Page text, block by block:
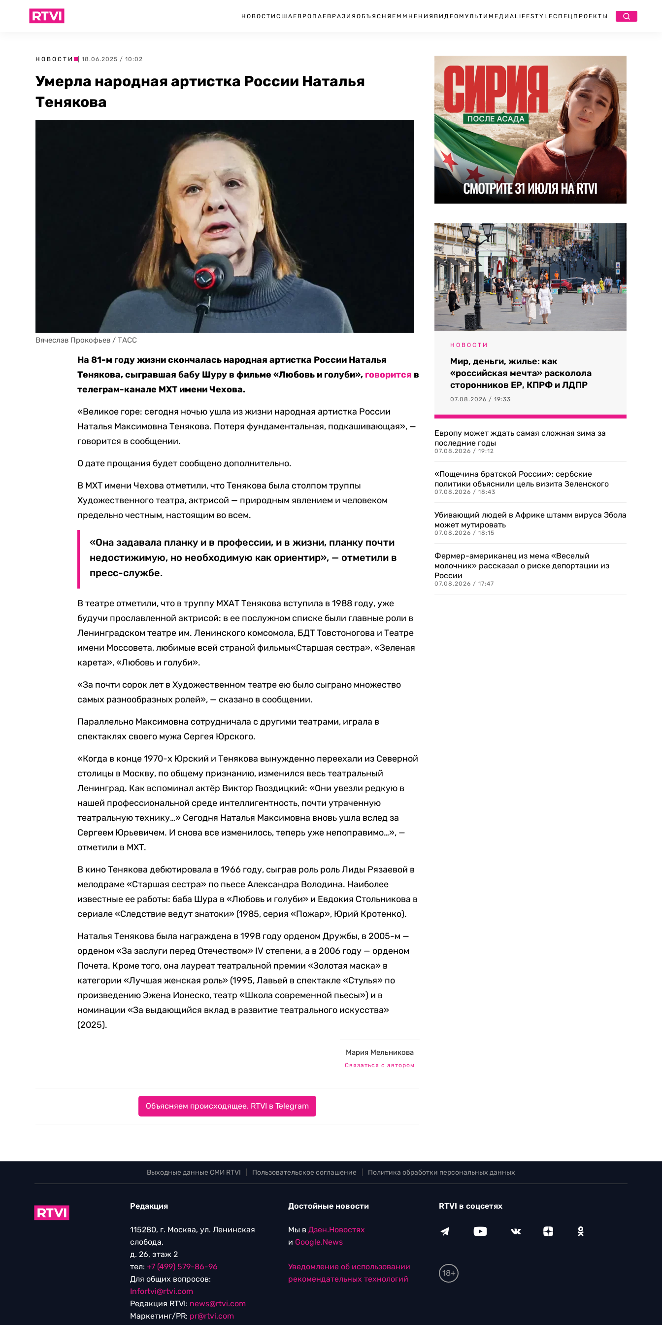
НОВОСТИ США ЕВРОПА ЕВРАЗИЯ ОБЪЯСНЯЕМ МНЕНИЯ ВИДЕО МУЛЬТИМЕДИА LIFESTYLEСПЕЦПРОЕКТЫ
НОВОСТИ | 18.06.2025 / 10:02
Умерла народная артистка России Наталья
Тенякова
Вячеслав Прокофьев / ТАСС
На 81-м году жизни скончалась народная артистка России Наталья
Тенякова, сыгравшая бабу Шуру в фильме «Любовь и голуби», говорится в
телеграм-канале МХТ имени Чехова.
«Великое горе: сегодня ночью ушла из жизни народная артистка России
Наталья Максимовна Тенякова. Потеря фундаментальная, подкашивающая», —
говорится в сообщении.
О дате прощания будет сообщено дополнительно.
В МХТ имени Чехова отметили, что Тенякова была столпом труппы
Художественного театра, актрисой — природным явлением и человеком
предельно честным, настоящим во всем.
«Она задавала планку и в профессии, и в жизни, планку почти
недостижимую, но необходимую как ориентир», — отметили в
пресс-службе.
В театре отметили, что в труппу МХАТ Тенякова вступила в 1988 году, уже
будучи прославленной актрисой: в ее послужном списке были главные роли в
Ленинградском театре им. Ленинского комсомола, БДТ Товстоногова и Театре
имени Моссовета, любимые всей страной фильмы«Старшая сестра», «Зеленая
карета», «Любовь и голуби».
«За почти сорок лет в Художественном театре ею было сыграно множество
самых разнообразных ролей», — сказано в сообщении.
Параллельно Максимовна сотрудничала с другими театрами, играла в
спектаклях своего мужа Сергея Юрского.
«Когда в конце 1970-х Юрский и Тенякова вынужденно переехали из Северной
столицы в Москву, по общему признанию, изменился весь театральный
Ленинград. Как вспоминал актёр Виктор Гвоздицкий: «Они увезли редкую в
нашей профессиональной среде интеллигентность, почти утраченную
театральную технику…» Сегодня Наталья Максимовна вновь ушла вслед за
Сергеем Юрьевичем. И снова все изменилось, теперь уже непоправимо…», —
отметили в МХТ.
В кино Тенякова дебютировала в 1966 году, сыграв роль роль Лиды Рязаевой в
мелодраме «Старшая сестра» по пьесе Александра Володина. Наиболее
известные ее работы: баба Шура в «Любовь и голуби» и Евдокия Стольникова в
сериале «Следствие ведут знатоки» (1985, серия «Пожар», Юрий Кротенко).
Наталья Тенякова была награждена в 1998 году орденом Дружбы, в 2005-м —
орденом «За заслуги перед Отечеством» IV степени, а в 2006 году — орденом
Почета. Кроме того, она лауреат театральной премии «Золотая маска» в
категории «Лучшая женская роль» (1995, Лавьей в спектакле «Стулья» по
произведению Эжена Ионеско, театр «Школа современной пьесы») и в
номинации «За выдающийся вклад в развитие театрального искусства»
(2025).
Мария Мельникова
Связаться с автором
Объясняем происходящее. RTVI в Telegram
НОВОСТИ
Мир, деньги, жилье: как
«российская мечта» расколола
сторонников ЕР, КПРФ и ЛДПР
07.08.2026 / 19:33
Европу может ждать самая сложная зима за
последние годы
07.08.2026 / 19:12
«Пощечина братской России»: сербские
политики объяснили цель визита Зеленского
07.08.2026 / 18:43
Убивающий людей в Африке штамм вируса Эбола
может мутировать
07.08.2026 / 18:15
Фермер-американец из мема «Веселый
молочник» рассказал о риске депортации из
России
07.08.2026 / 17:47
Выходные данные СМИ RTVI Пользовательское соглашение Политика обработки персональных данных
Редакция
115280, г. Москва, ул. Ленинская
слобода,
д. 26, этаж 2
тел: +7 (499) 579-86-96
Для общих вопросов:
Infortvi@rtvi.com
Редакция RTVI: news@rtvi.com
Маркетинг/PR: pr@rtvi.com
Достойные новости
Мы в Дзен.Новостях
и Google.News
Уведомление об использовании
рекомендательных технологий
RTVI в соцсетях
18+